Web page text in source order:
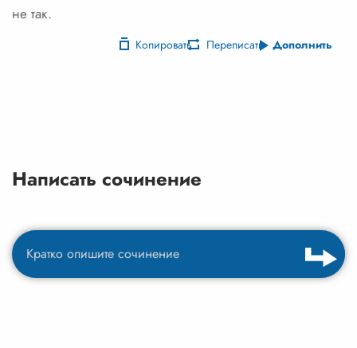
не так.
Копировать Переписать Дополнить
Написать сочинение